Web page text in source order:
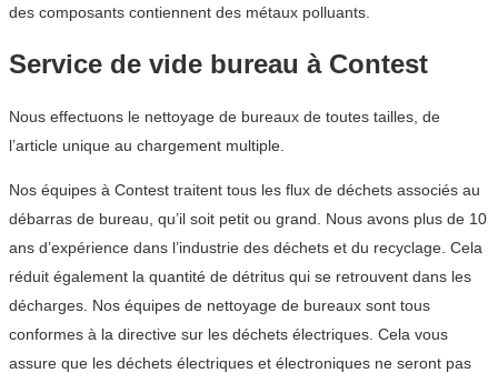
des composants contiennent des métaux polluants.
Service de vide bureau à Contest
Nous effectuons le nettoyage de bureaux de toutes tailles, de
l’article unique au chargement multiple.
Nos équipes à Contest traitent tous les flux de déchets associés au
débarras de bureau, qu’il soit petit ou grand. Nous avons plus de 10
ans d’expérience dans l’industrie des déchets et du recyclage. Cela
réduit également la quantité de détritus qui se retrouvent dans les
décharges. Nos équipes de nettoyage de bureaux sont tous
conformes à la directive sur les déchets électriques. Cela vous
assure que les déchets électriques et électroniques ne seront pas